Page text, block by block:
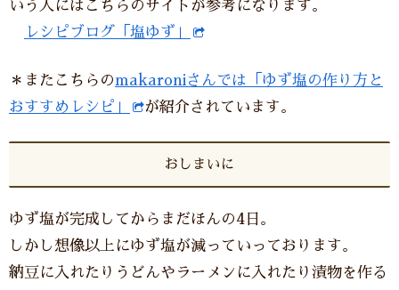
いう人にはこちらのサイトが参考になります。
レシピブログ「塩ゆず」
＊またこちらのmakaroniさんでは「ゆず塩の作り方と
おすすめレシピ」
が紹介されています。
おしまいに
ゆず塩が完成してからまだほんの4日。
しかし想像以上にゆず塩が減っていっております。
納豆に入れたりうどんやラーメンに入れたり漬物を作る